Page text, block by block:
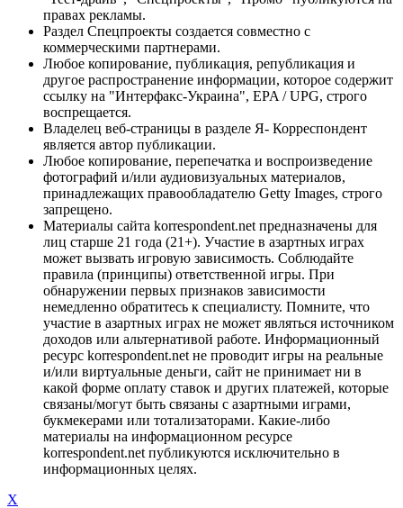
правах рекламы.
Раздел Спецпроекты создается совместно с
коммерческими партнерами.
Любое копирование, публикация, републикация и
другое распространение информации, которое содержит
ссылку на "Интерфакс-Украина", EPA / UPG, строго
воспрещается.
Владелец веб-страницы в разделе Я- Корреспондент
является автор публикации.
Любое копирование, перепечатка и воспроизведение
фотографий и/или аудиовизуальных материалов,
принадлежащих правообладателю Getty Images, строго
запрещено.
Материалы сайта korrespondent.net предназначены для
лиц старше 21 года (21+). Участие в азартных играх
может вызвать игровую зависимость. Соблюдайте
правила (принципы) ответственной игры. При
обнаружении первых признаков зависимости
немедленно обратитесь к специалисту. Помните, что
участие в азартных играх не может являться источником
доходов или альтернативой работе. Информационный
ресурс korrespondent.net не проводит игры на реальные
и/или виртуальные деньги, сайт не принимает ни в
какой форме оплату ставок и других платежей, которые
связаны/могут быть связаны с азартными играми,
букмекерами или тотализаторами. Какие-либо
материалы на информационном ресурсе
korrespondent.net публикуются исключительно в
информационных целях.
X